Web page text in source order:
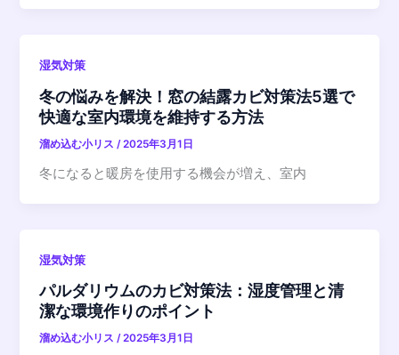
湿気対策
冬の悩みを解決！窓の結露カビ対策法5選で
快適な室内環境を維持する方法
溜め込む小リス/2025年3月1日
冬になると暖房を使用する機会が増え、室内
湿気対策
パルダリウムのカビ対策法：湿度管理と清
潔な環境作りのポイント
溜め込む小リス/2025年3月1日